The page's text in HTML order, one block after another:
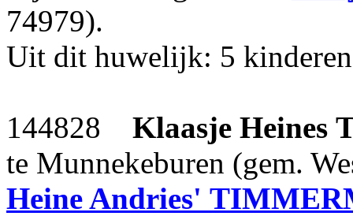
74979).
Uit dit huwelijk: 5
144828 Klaasje Heines
te Munnekeburen (gem.
Heine Andries'